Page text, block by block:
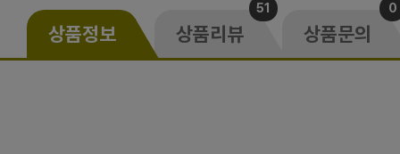
상품정보 상품리뷰
51
상품문의
0